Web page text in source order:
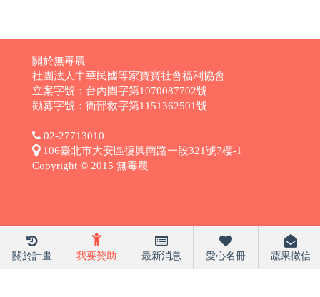
關於計畫 我要贊助 最新消息 愛心名冊 蔬果徵信
關於無毒農
社團法人中華民國等家寶寶社會福利協會
立案字號：台內團字第1070087702號
勸募字號：衛部救字第1151362501號
02-27713010
106臺北市大安區復興南路一段321號7樓-1
Copyright © 2015 無毒農